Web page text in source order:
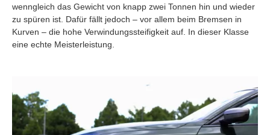
wenngleich das Gewicht von knapp zwei Tonnen hin und wieder
zu spüren ist. Dafür fällt jedoch – vor allem beim Bremsen in
Kurven – die hohe Verwindungssteifigkeit auf. In dieser Klasse
eine echte Meisterleistung.